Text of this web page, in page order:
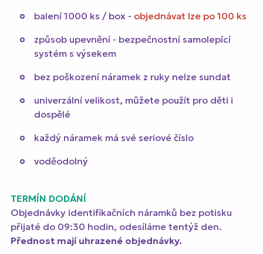
balení 1000 ks / box - objednávat lze po 100 ks
způsob upevnění - bezpečnostní samolepící
systém s výsekem
bez poškození náramek z ruky nelze sundat
univerzální velikost, můžete použít pro děti i
dospělé
každý náramek má své seriové číslo
voděodolný
TERMÍN DODÁNÍ
Objednávky identifikačních náramků bez potisku
přijaté do 09:30 hodin, odesíláme tentýž den.
Přednost mají uhrazené objednávky.